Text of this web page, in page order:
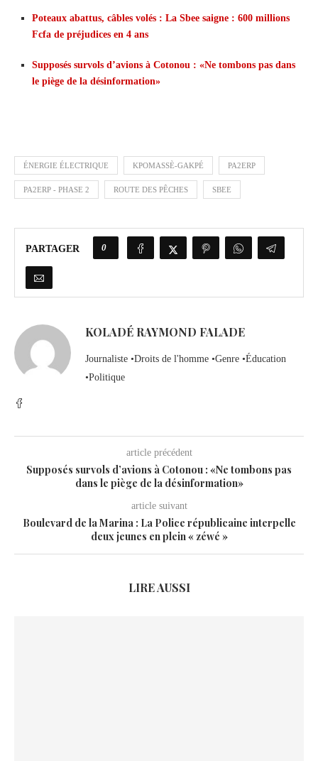
Poteaux abattus, câbles volés : La Sbee saigne : 600 millions
Fcfa de préjudices en 4 ans
Supposés survols d’avions à Cotonou : «Ne tombons pas dans
le piège de la désinformation»
ÉNERGIE ÉLECTRIQUE KPOMASSÈ-GAKPÉ PA2ERP
PA2ERP - PHASE 2 ROUTE DES PÊCHES SBEE
PARTAGER 0
KOLADÉ RAYMOND FALADE
Journaliste •Droits de l'homme •Genre •Éducation
•Politique
article précédent
Supposés survols d’avions à Cotonou : «Ne tombons pas
dans le piège de la désinformation»
article suivant
Boulevard de la Marina : La Police républicaine interpelle
deux jeunes en plein « zéwé »
LIRE AUSSI